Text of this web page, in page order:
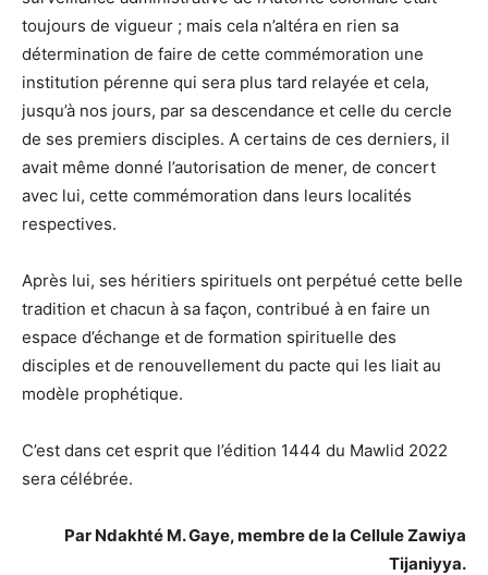
toujours de vigueur ; mais cela n’altéra en rien sa
détermination de faire de cette commémoration une
institution pérenne qui sera plus tard relayée et cela,
jusqu’à nos jours, par sa descendance et celle du cercle
de ses premiers disciples. A certains de ces derniers, il
avait même donné l’autorisation de mener, de concert
avec lui, cette commémoration dans leurs localités
respectives.
Après lui, ses héritiers spirituels ont perpétué cette belle
tradition et chacun à sa façon, contribué à en faire un
espace d’échange et de formation spirituelle des
disciples et de renouvellement du pacte qui les liait au
modèle prophétique.
C’est dans cet esprit que l’édition 1444 du Mawlid 2022
sera célébrée.
Par Ndakhté M. Gaye, membre de la Cellule Zawiya
Tijaniyya.